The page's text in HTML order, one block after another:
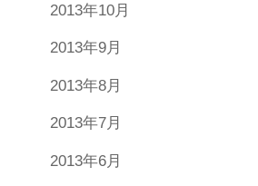
2013年10月
2013年9月
2013年8月
2013年7月
2013年6月